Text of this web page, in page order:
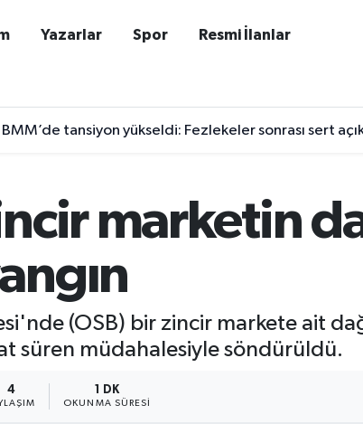
Yazarlar Spor Resmi İlanlar
BMM’de tansiyon yükseldi: Fezlekeler sonrası sert
marketin
(OSB) bir zincir markete ait
süren müdahalesiyle söndürüldü.
4 1 DK
OKUNMA SÜRESI